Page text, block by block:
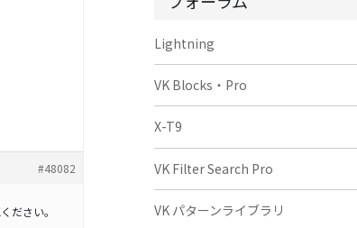
#48082
ださい。
Lightning
VK Blocks・Pro
X-T9
VK Filter Search Pro
VK パターンライブラリ